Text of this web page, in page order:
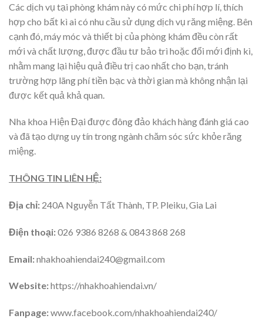
Các dịch vụ tại phòng khám này có mức chi phí hợp lí, thích
hợp cho bất kì ai có nhu cầu sử dụng dịch vụ răng miệng. Bên
cạnh đó, máy móc và thiết bị của phòng khám đều còn rất
mới và chất lượng, được đầu tư bảo trì hoặc đổi mới định kì,
nhằm mang lại hiệu quả điều trị cao nhất cho bạn, tránh
trường hợp lãng phí tiền bạc và thời gian mà không nhận lại
được kết quả khả quan.
Nha khoa Hiện Đại được đông đảo khách hàng đánh giá cao
và đã tạo dựng uy tín trong ngành chăm sóc sức khỏe răng
miệng.
THÔNG TIN LIÊN HỆ:
Địa chỉ: 240A Nguyễn Tất Thành, TP. Pleiku, Gia Lai
Điện thoại:026 9386 8268 & 0843 868 268
Email:nhakhoahiendai240@gmail.com
Website:https://nhakhoahiendai.vn/
Fanpage:www.facebook.com/nhakhoahiendai240/